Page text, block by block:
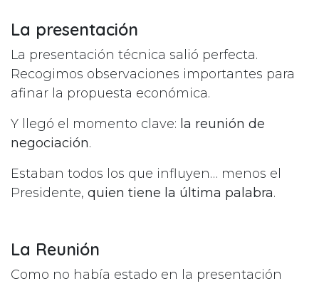
La presentación
La presentación técnica salió perfecta.
Recogimos observaciones importantes para
afinar la propuesta económica.
Y llegó el momento clave: la reunión de
negociación.
Estaban todos los que influyen… menos el
Presidente, quien tiene la última palabra.
La Reunión
Como no había estado en la presentación